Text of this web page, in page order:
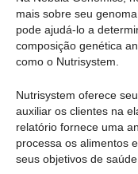
mais sobre seu
pode ajudá-lo a
composição genética
como o Nutrisystem.
Nutrisystem oferece
auxiliar os clientes na
relatório fornece uma
processa os alimentos
seus objetivos de saúde.